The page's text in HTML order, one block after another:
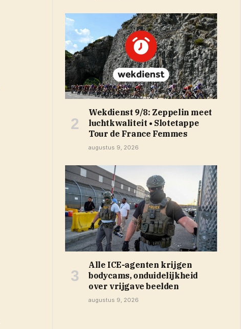
Wekdienst 9/8: Zeppelin meet
luchtkwaliteit • Slotetappe
Tour de France Femmes
augustus 9, 2026
Alle ICE-agenten krijgen
bodycams, onduidelijkheid
over vrijgave beelden
augustus 9, 2026